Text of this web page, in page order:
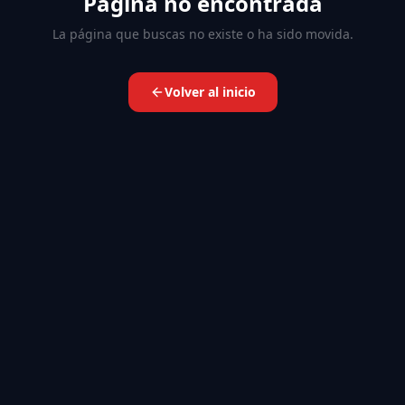
La página que buscas no existe o ha sido movida.
Volver al inicio